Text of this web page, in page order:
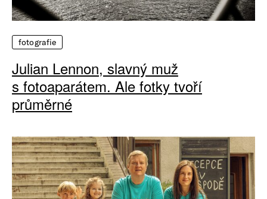
fotografie
Julian Lennon, slavný muž
s fotoaparátem. Ale fotky tvoří
průměrné